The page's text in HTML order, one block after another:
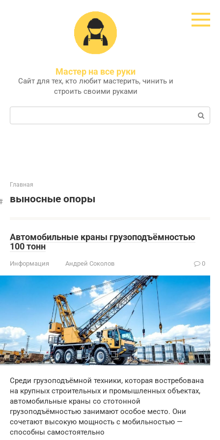
Мастер на все руки
Сайт для тех, кто любит мастерить, чинить и
строить своими руками
Поиск:
Главная
выносные опоры
Автомобильные краны грузоподъёмностью
100 тонн
Информация Андрей Соколов 0
Среди грузоподъёмной техники, которая востребована
на крупных строительных и промышленных объектах,
автомобильные краны со стотонной
грузоподъёмностью занимают особое место. Они
сочетают высокую мощность с мобильностью —
способны самостоятельно